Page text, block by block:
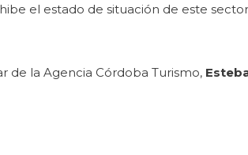
el estado de situación de este
de la Agencia Córdoba Turismo,